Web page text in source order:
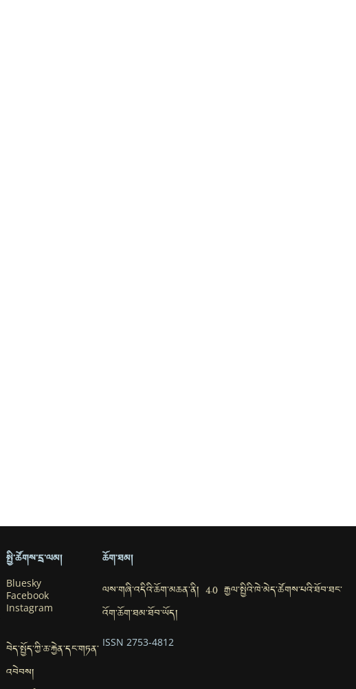
སྤྱི་ཚོགས་དྲ་ལམ།
Bluesky
Facebook
Instagram
བེད་སྤྱོད་ཀྱི་ཆ་རྐྱེན་དང་གཏན་
འབེབས།
ཆོག་ཐམ།
ལས་གཞི་འདིའི་ཆོག་མཆན་ནི། 4.0 རྒྱལ་སྤྱིའི་ཁེ་མེད་ཚོགས་པའི་ཐོབ་ཐང་
འོག་ཆོག་ཐམ་ཐོབ་ཡོད།
ISSN 2753-4812